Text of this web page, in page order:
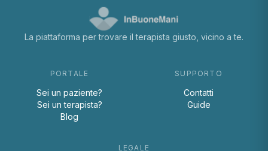
La piattaforma per trovare il terapista giusto, vicino a te.
PORTALE
Sei un paziente?
Sei un terapista?
Blog
SUPPORTO
Contatti
Guide
LEGALE